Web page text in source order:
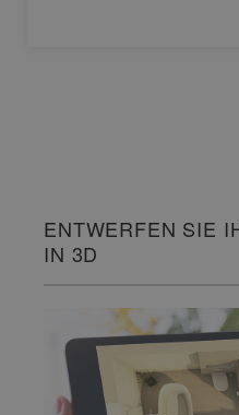
ENTWERFEN SIE
IN 3D